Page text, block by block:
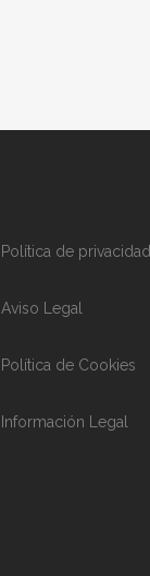
Política de privacidad
Aviso Legal
Política de Cookies
Información Legal